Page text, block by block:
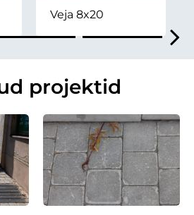
Veja 8x20
projektid